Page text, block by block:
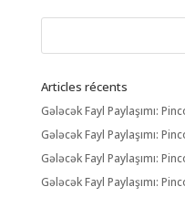
Articles récents
Gələcək Fayl Paylaşımı:
Gələcək Fayl Paylaşımı:
Gələcək Fayl Paylaşımı:
Gələcək Fayl Paylaşımı: